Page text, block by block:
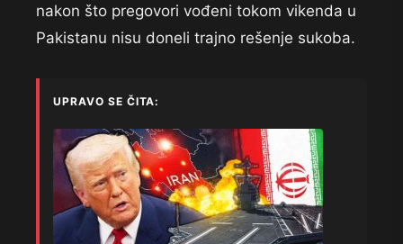
nakon što pregovori vođeni tokom vikenda u
Pakistanu nisu doneli trajno rešenje sukoba.
UPRAVO SE ČITA: